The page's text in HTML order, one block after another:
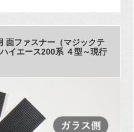
面ファスナー（マジックテ
エース200系 ４型～現行